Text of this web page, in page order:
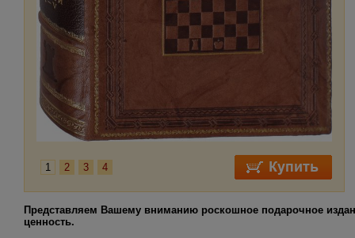
1 2 3 4
Представляем Вашему вниманию роскошное подарочное
ценность.